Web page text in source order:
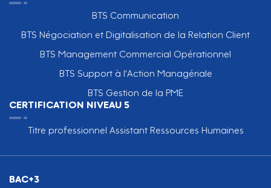
BTS Communication
BTS Négociation et Digitalisation de la Relation Client
BTS Management Commercial Opérationnel
BTS Support à l'Action Managériale
BTS Gestion de la PME
CERTIFICATION NIVEAU 5
Titre professionnel Assistant Ressources Humaines
BAC+3